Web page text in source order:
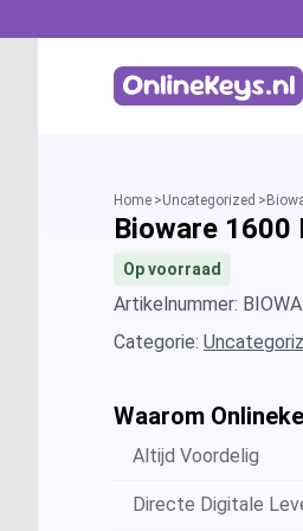
Home Uncategorized
Bioware 1600
Op voorraad
Artikelnummer:
Categorie:
Waarom
Altijd Voordelig
Directe Digitale